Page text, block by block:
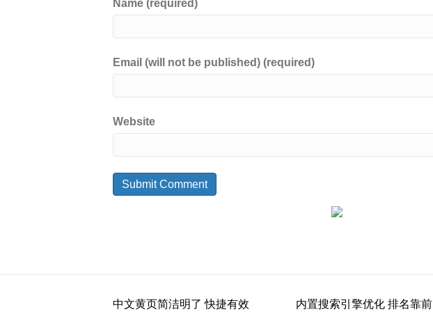
Name (required)
Email (will not be published) (required)
Website
中文黄页简洁明了 快捷有效 内置搜索引擎优化 排名靠前